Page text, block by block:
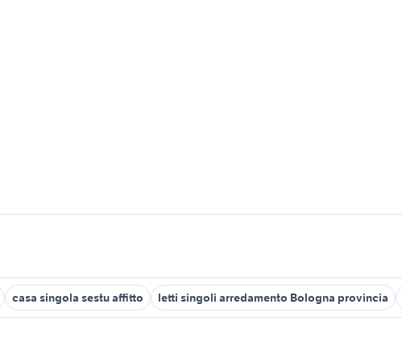
casa singola sestu affitto letti singoli arredamento Bologna provincia